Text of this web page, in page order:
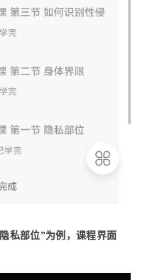
私部位”为例，课程界面